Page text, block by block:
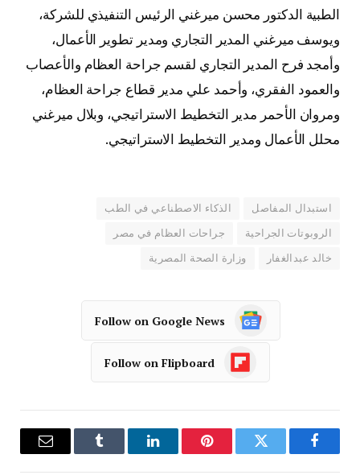
الطبية الدكتور محسن ميرغني الرئيس التنفيذي للشركة،
ويوسف ميرغني المدير التجاري ومدير تطوير الأعمال،
وأمجد فرح المدير التجاري لقسم جراحة العظام والأعصاب
والعمود الفقري، وأحمد علي مدير قطاع جراحة العظام،
ومروان الأحمر مدير التخطيط الاستراتيجي، وبلال ميرغني
محلل الأعمال ومدير التخطيط الاستراتيجي.
استبدال المفاصل الذكاء الاصطناعي في الطب
الروبوتات الجراحية جراحات العظام في مصر
خالد عبدالغفار وزارة الصحة المصرية
Follow on Google News
Follow on Flipboard
فيسبوك تويتر بينتيريستلينكدإن Tumblr
البريد